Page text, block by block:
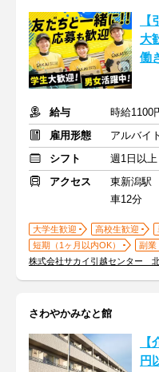
大
働
給与
時給1100
雇用形態
アルバイ
シフト
週1日以
アクセス
東新潟駅
車12分
大学生歓迎 高校生歓迎
短期（1ヶ月以内OK）
副業
株式会社サカイ引越センター
さわやかみなと館
円